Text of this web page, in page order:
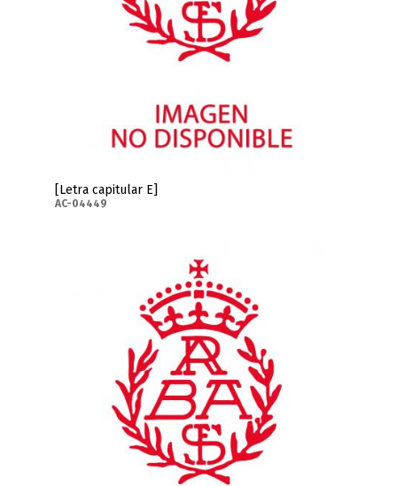
[Letra capitular E]
AC-04449